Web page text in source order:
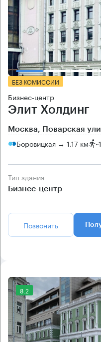
БЕЗ КОМИССИИ
Бизнес-центр
Элит Холдинг
Москва, Поварская
Боровицкая → 1.17 км ~
Тип здания
Бизнес-центр
Позвонить
8.2